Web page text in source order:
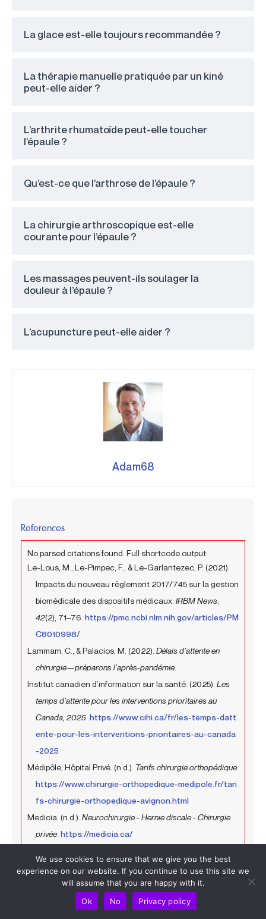
La glace est-elle toujours recommandée ?
La thérapie manuelle pratiquée par un kiné
peut-elle aider ?
L’arthrite rhumatoïde peut-elle toucher
l’épaule ?
Qu’est-ce que l’arthrose de l’épaule ?
La chirurgie arthroscopique est-elle
courante pour l’épaule ?
Les massages peuvent-ils soulager la
douleur à l’épaule ?
L’acupuncture peut-elle aider ?
Adam68
References
No parsed citations found. Full shortcode output:
Le-Lous, M., Le-Pimpec, F., & Le-Garlantezec, P. (2021).
Impacts du nouveau règlement 2017/745 sur la gestion
biomédicale des dispositifs médicaux. IRBM News,
42(2), 71–76. https://pmc.ncbi.nlm.nih.gov/articles/PM
C8010998/
Lammam, C., & Palacios, M. (2022). Délais d’attente en
chirurgie—préparons l’après-pandémie.
Institut canadien d’information sur la santé. (2025). Les
temps d’attente pour les interventions prioritaires au
Canada, 2025. https://www.cihi.ca/fr/les-temps-datt
ente-pour-les-interventions-prioritaires-au-canada
-2025
Médipôle, Hôpital Privé. (n.d.). Tarifs chirurgie orthopédique.
https://www.chirurgie-orthopedique-medipole.fr/tari
fs-chirurgie-orthopedique-avignon.html
Medicia. (n.d.). Neurochirurgie - Hernie discale - Chirurgie
privée. https://medicia.ca/
convalescence Nouvelle-Aquitaine : 89 établissements.... h
ttps://www.sanitaire-social.com/annuaire-etablisse
ments-de-sante/centre-de-convalescence/liste-no
We use cookies to ensure that we give you the best
experience on our website. If you continue to use this site we
will assume that you are happy with it.
Ok
No Privacy policy